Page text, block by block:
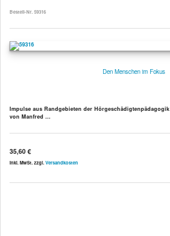
Bestell-Nr. 59316
Den Menschen im Fokus
Impulse aus Randgebieten der Hörgeschädigtenpädagogik
von Manfred ...
35,60 €
inkl. MwSt. zzgl. Versandkosten